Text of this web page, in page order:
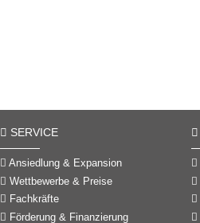
SERVICE
Ansiedlung & Expansion
Wettbewerbe & Preise
Fachkräfte
Förderung & Finanzierung